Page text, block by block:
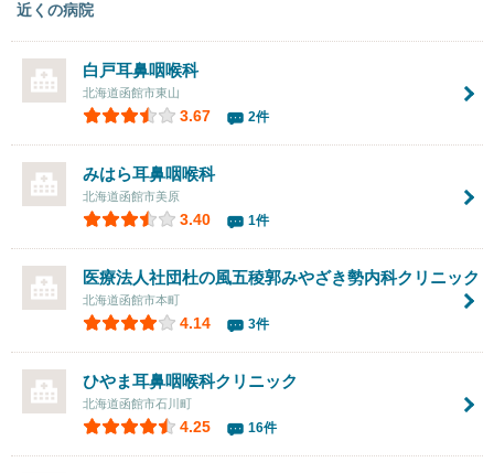
近くの病院
白戸耳鼻咽喉科
北海道函館市東山
3.67 2件
みはら耳鼻咽喉科
北海道函館市美原
3.40 1件
医療法人社団杜の風五稜郭みやざき勢内科クリニック
北海道函館市本町
4.14 3件
ひやま耳鼻咽喉科クリニック
北海道函館市石川町
4.25 16件